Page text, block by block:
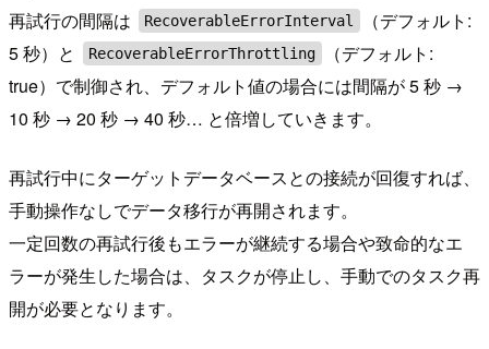
再試行の間隔は
RecoverableErrorInterval
（デフォルト:
5 秒）と
RecoverableErrorThrottling
（デフォルト:
true）で制御され、デフォルト値の場合には間隔が 5 秒 →
10 秒 → 20 秒 → 40 秒… と倍増していきます。
再試行中にターゲットデータベースとの接続が回復すれば、
手動操作なしでデータ移行が再開されます。
一定回数の再試行後もエラーが継続する場合や致命的なエ
ラーが発生した場合は、タスクが停止し、手動でのタスク再
開が必要となります。